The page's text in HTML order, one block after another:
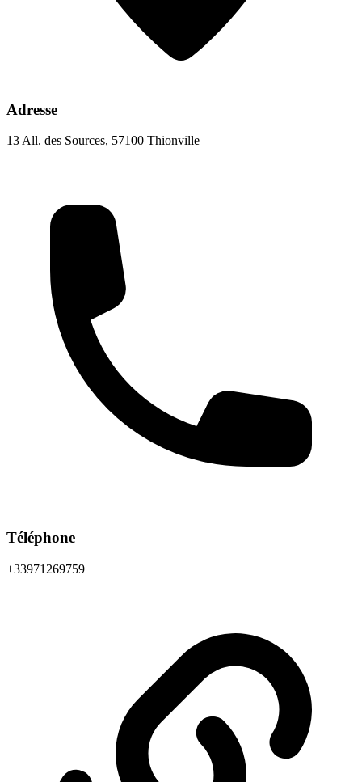
Adresse
13 All. des Sources, 57100 Thionville
Téléphone
+33971269759